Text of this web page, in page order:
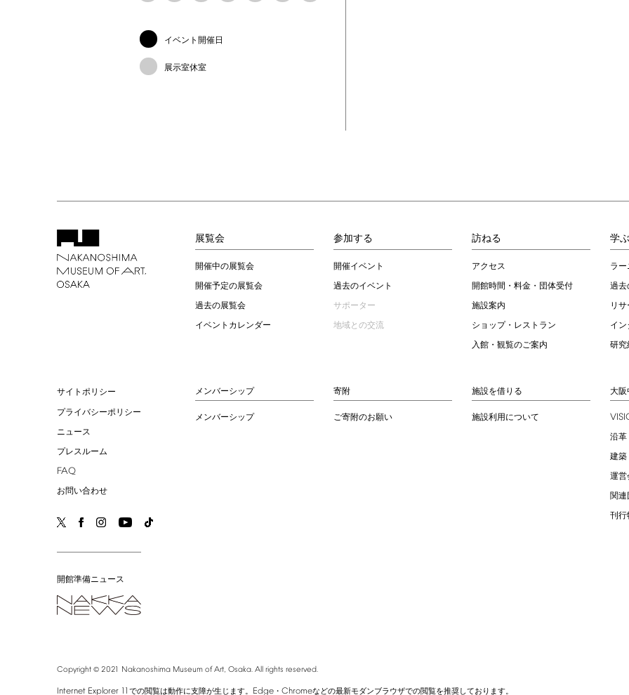
イベント開催日
展示室休室
展覧会
開催中の展覧会
開催予定の展覧会
過去の展覧会
イベントカレンダー
参加する
開催イベント
過去のイベント
サポーター
地域との交流
訪ねる
アクセス
開館時間・料金・団体受付
施設案内
ショップ・レストラン
入館・観覧のご案内
学ぶ
ラ
過去
リ
イ
研究
サイトポリシー
プライバシーポリシー
ニュース
プレスルーム
FAQ
お問い合わせ
開館準備ニュース
メンバーシップ
メンバーシップ
寄附
ご寄附のお願い
施設を借りる
施設利用について
大阪
沿革
建築
運営
関
刊行
Copyright© 2021 Nakanoshima Museum of Art, Osaka. All rights reserved.
Internet Explorer 11 での閲覧は動作に支障が生じます。 Edge・ Chromeなどの最新モダンブラウザでの閲覧を推奨しております。